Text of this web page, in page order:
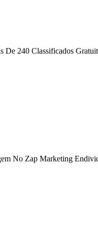
240 Classificados
No Zap Marketing